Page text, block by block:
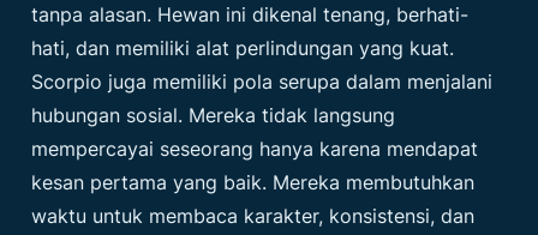
tanpa alasan. Hewan ini dikenal tenang, berhati-
hati, dan memiliki alat perlindungan yang kuat.
Scorpio juga memiliki pola serupa dalam menjalani
hubungan sosial. Mereka tidak langsung
mempercayai seseorang hanya karena mendapat
kesan pertama yang baik. Mereka membutuhkan
waktu untuk membaca karakter, konsistensi, dan